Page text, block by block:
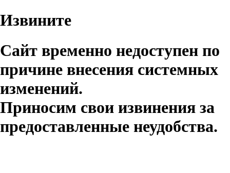
Извините
Сайт временно недоступен по
причине внесения системных
изменений.
Приносим свои извинения за
предоставленные неудобства.